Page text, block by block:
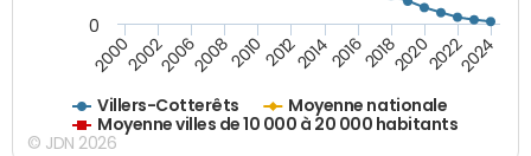
Villers-Cotterêts
Moyenne nationale
Moyenne villes de 10 000 à 20 000 habitants
200020022006200820102012201420162018202020222024
0
© JDN 2026